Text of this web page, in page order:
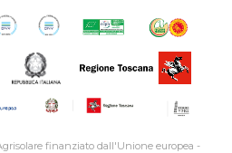
finanziato dall'Unione europea -